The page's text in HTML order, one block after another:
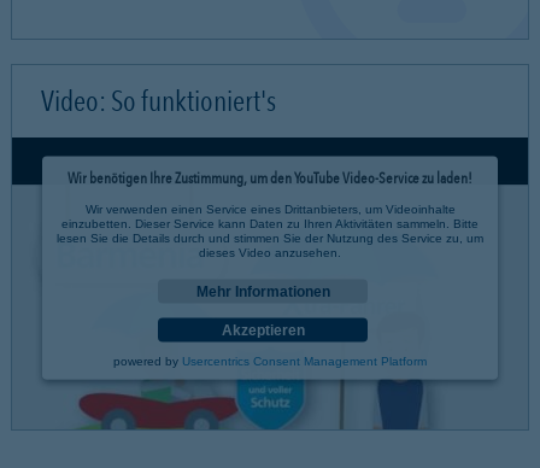
Video: So funktioniert's
Wir benötigen Ihre Zustimmung, um den YouTube Video-Service zu laden!
Wir verwenden einen Service eines Drittanbieters, um Videoinhalte
einzubetten. Dieser Service kann Daten zu Ihren Aktivitäten sammeln. Bitte
lesen Sie die Details durch und stimmen Sie der Nutzung des Service zu, um
dieses Video anzusehen.
Mehr Informationen
Akzeptieren
powered by Usercentrics Consent Management Platform